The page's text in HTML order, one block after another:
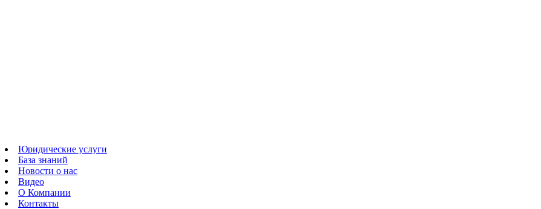
Юридические услуги
База знаний
Новости о нас
Видео
О Компании
Контакты